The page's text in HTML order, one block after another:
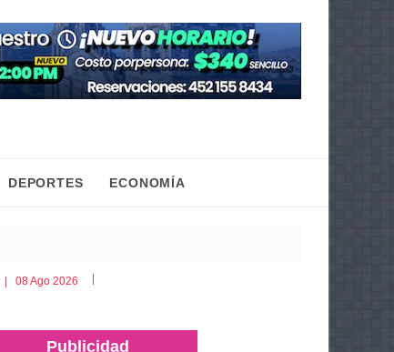
DEPORTES ECONOMÍA
Esto es lo que debes llevar en la cajuela para viajar
Publicidad